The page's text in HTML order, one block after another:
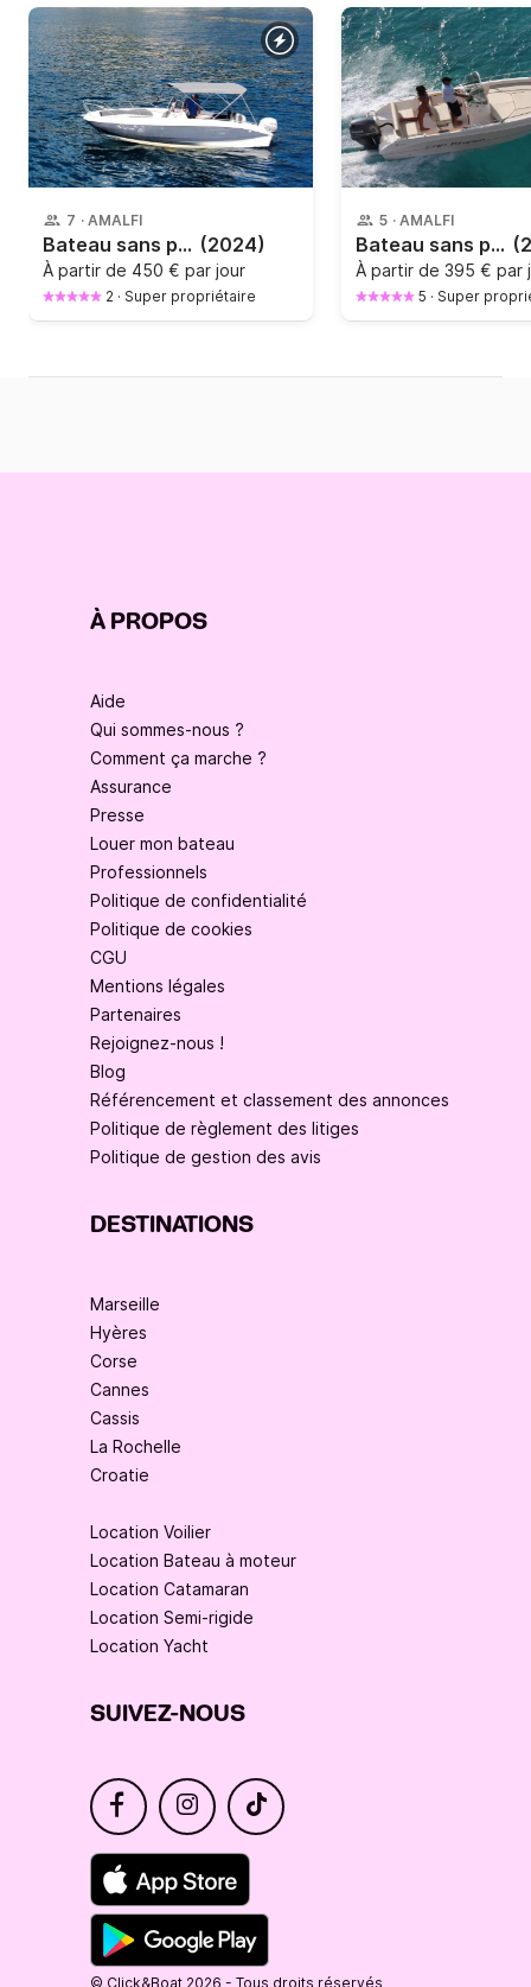
7 · AMALFI
Bateau sans permis Cayman 585 40cv (2024)
À partir de 450 € par jour
2 · Super propriétaire
5 · AMALFI
Bateau sans permis Capelli Capelli 19 (A) 40cv
À partir de 395 € par
5 · Super
À PROPOS
Aide
Qui sommes-nous ?
Comment ça marche ?
Assurance
Presse
Louer mon bateau
Professionnels
Politique de confidentialité
Politique de cookies
CGU
Mentions légales
Partenaires
Rejoignez-nous !
Blog
Référencement et classement des annonces
Politique de règlement des litiges
Politique de gestion des avis
DESTINATIONS
Marseille
Hyères
Corse
Cannes
Cassis
La Rochelle
Croatie
Location Voilier
Location Bateau à moteur
Location Catamaran
Location Semi-rigide
Location Yacht
SUIVEZ-NOUS
© Click&Boat 2026 - Tous droits réservés